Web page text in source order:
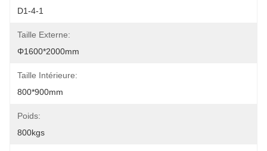
D1-4-1
Taille Externe:
Φ1600*2000mm
Taille Intérieure:
800*900mm
Poids:
800kgs